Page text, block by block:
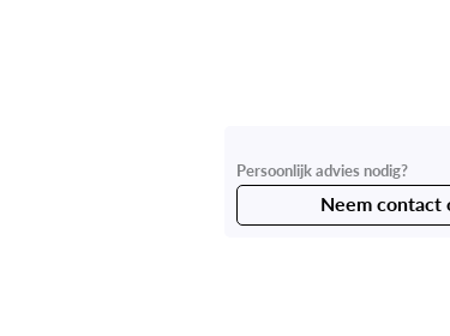
Persoonlijk advies nodig?
Neem contact